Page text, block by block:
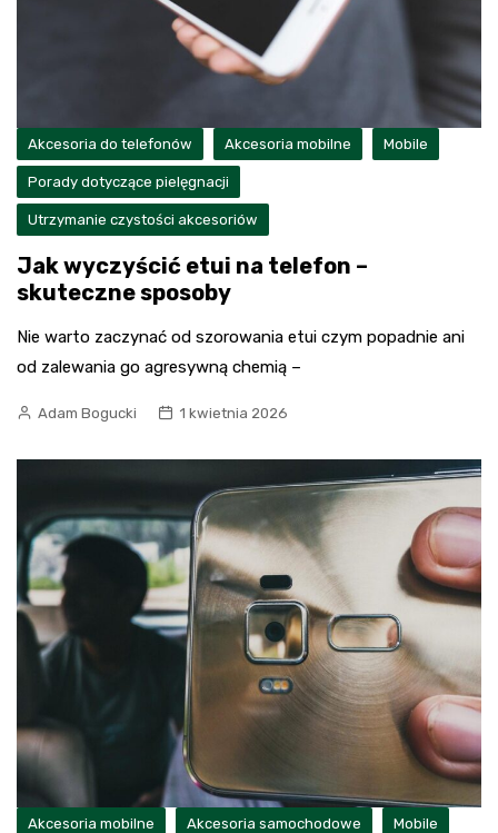
Akcesoria do telefonów Akcesoria mobilne Mobile
Porady dotyczące pielęgnacji
Utrzymanie czystości akcesoriów
Jak wyczyścić etui na telefon –
skuteczne sposoby
Nie warto zaczynać od szorowania etui czym popadnie ani
od zalewania go agresywną chemią –
Adam Bogucki 1 kwietnia 2026
Akcesoria mobilne Akcesoria samochodowe Mobile